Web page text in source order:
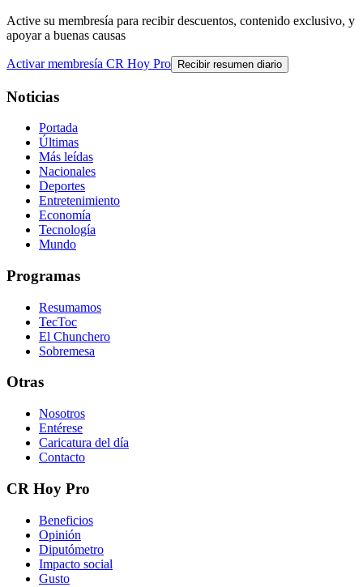
Active su membresía para recibir descuentos, contenido exclusivo, y
apoyar a buenas causas
Activar membresía CR Hoy Pro Recibir resumen diario
Noticias
Portada
Últimas
Más leídas
Nacionales
Deportes
Entretenimiento
Economía
Tecnología
Mundo
Programas
Resumamos
TecToc
El Chunchero
Sobremesa
Otras
Nosotros
Entérese
Caricatura del día
Contacto
CR Hoy Pro
Beneficios
Opinión
Diputómetro
Impacto social
Gusto